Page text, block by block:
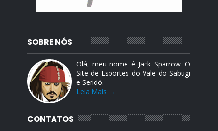
SOBRE NÓS
Olá, meu nome é Jack Sparrow. O
Site de Esportes do Vale do Sabugi
e Seridó.
Leia Mais →
CONTATOS